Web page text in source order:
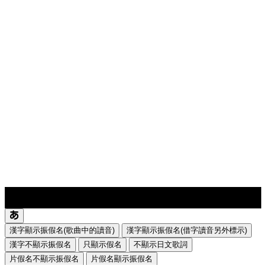
漢字顯示振假名(歌曲中的讀音)
漢字顯示振假名(借字讀音另外標示)
漢字不顯示振假名
只顯示假名
不顯示日文歌詞
片假名不顯示振假名
片假名顯示振假名